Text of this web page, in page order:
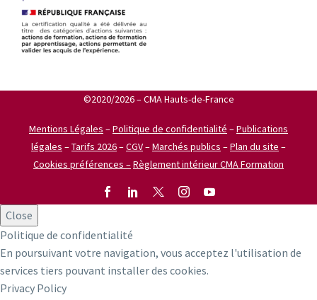
©2020/2026 – CMA Hauts-de-France
Mentions Légales –Politique de confidentialité –Publications
légales –Tarifs 2026–CGV–Marchés publics –Plan du site –
Cookies préférences –Règlement intérieur CMA Formation
Close
Politique de confidentialité
En poursuivant votre navigation, vous acceptez l'utilisation de
services tiers pouvant installer des cookies.
Privacy Policy